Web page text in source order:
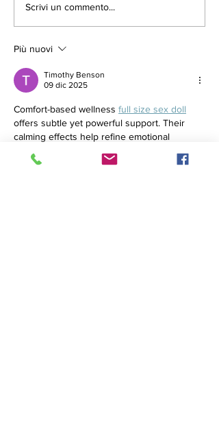
Scrivi un commento...
Più nuovi
Timothy Benson
09 dic 2025
Comfort-based wellness full size sex doll
offers subtle yet powerful support. Their
calming effects help refine emotional
at home or work, they provide steady relief